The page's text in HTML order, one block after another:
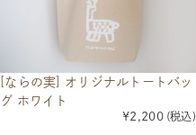
[ならの実] オリジナルトートバッ
グ ホワイト
¥2,200 (税込)